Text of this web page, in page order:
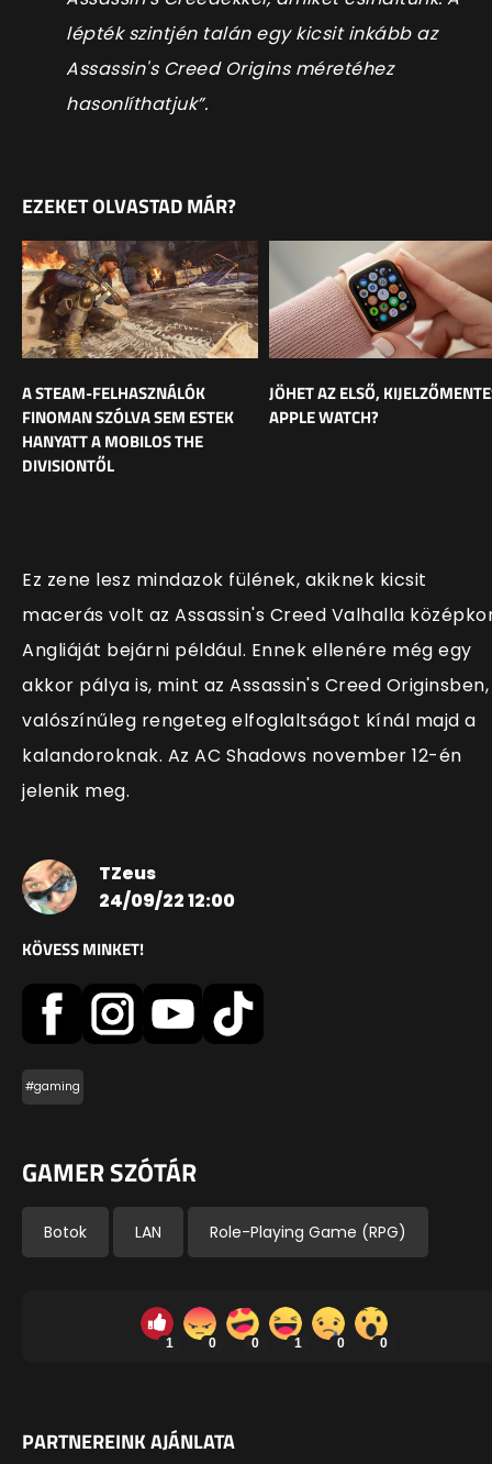
lépték szintjén talán egy kicsit inkább az
Assassin's Creed Origins méretéhez
hasonlíthatjuk”.
EZEKET OLVASTAD MÁR?
A STEAM-FELHASZNÁLÓK
FINOMAN SZÓLVA SEM ESTEK
HANYATT A MOBILOS THE
DIVISIONTŐL
JÖHET AZ ELSŐ,
APPLE WATCH?
Ez zene lesz mindazok fülének, akiknek kicsit
macerás volt az Assassin's Creed Valhalla
Angliáját bejárni például. Ennek ellenére még egy
akkor pálya is, mint az Assassin's Creed Originsben,
valószínűleg rengeteg elfoglaltságot kínál majd a
kalandoroknak. Az AC Shadows november 12-én
jelenik meg.
TZeus
24/09/22 12:00
KÖVESS MINKET!
#gaming
GAMER SZÓTÁR
Botok LAN Role-Playing Game (RPG)
1 0 0 1 0 0
PARTNEREINK AJÁNLATA